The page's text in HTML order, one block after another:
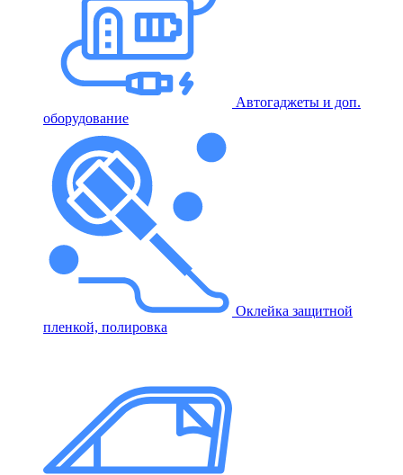
Автогаджеты и доп.
оборудование
Оклейка защитной
пленкой, полировка